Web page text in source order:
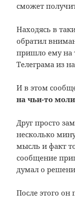
сможет
Находясь в
обратил
пришло ему на
Телеграма из
И в этом
на чьи-то
Друг просто
несколько
мысль и факт
сообщение
думал о
После этого